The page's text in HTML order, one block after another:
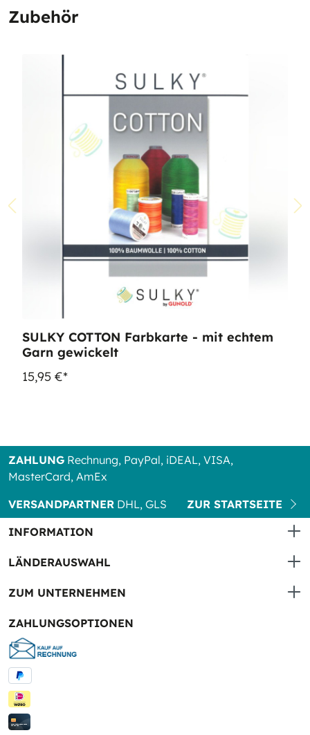
Zubehör
SULKY COTTON Farbkarte - mit echtem
Garn gewickelt
15,95 €*
ZAHLUNG Rechnung, PayPal, iDEAL, VISA,
MasterCard, AmEx
VERSANDPARTNER DHL, GLS
ZUR STARTSEITE
INFORMATION
LÄNDERAUSWAHL
ZUM UNTERNEHMEN
ZAHLUNGSOPTIONEN